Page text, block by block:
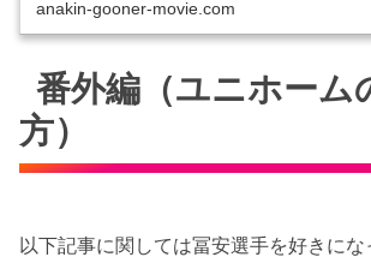
anakin-gooner-movie.com
番外編（ユニホーム
方）
以下記事に関しては冨安選手を好きにな